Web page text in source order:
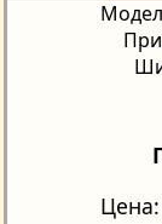
Цена